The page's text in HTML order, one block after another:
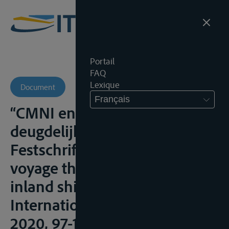
Portail
FAQ
Lexique
Français
Document
“CMNI en CMR: een
deugdelijk koppel ?” in
Festschrift Resi Hacksteiner. A
voyage through the law of
inland shipping, Eleven
International Publishing,
2020, 97-106